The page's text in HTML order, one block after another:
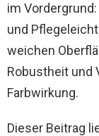
im
und
weichen
Robustheit und
Farbwirkung.
Dieser Beitrag